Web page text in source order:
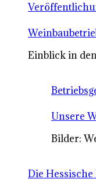
Einblick in
Unsere
Bilder:
Die Hessische